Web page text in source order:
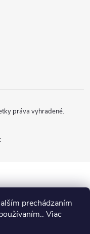
prechádzaním
Viac
práva vyhradené.